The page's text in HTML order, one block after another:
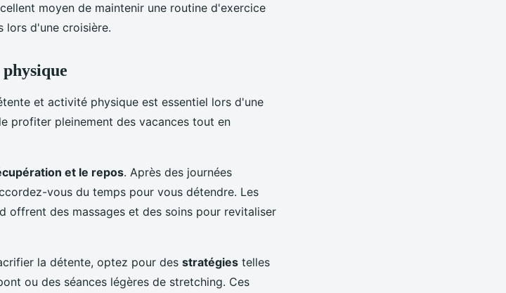
moyen de maintenir une routine d'exercice
lors d'une croisière.
et activité physique est essentiel lors d'une
profiter pleinement des vacances tout en
et le repos. Après des journées
vous du temps pour vous détendre. Les
offrent des massages et des soins pour revitaliser
la détente, optez pour des stratégies telles
ou des séances légères de stretching. Ces